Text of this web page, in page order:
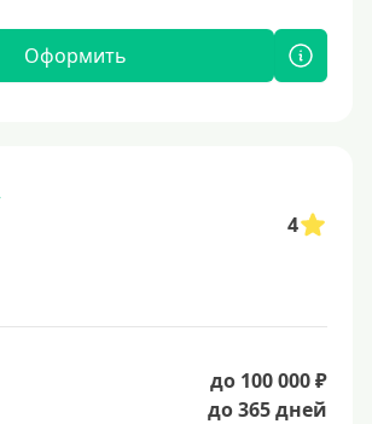
Оформить
4
до 100 000 ₽
до 365 дней